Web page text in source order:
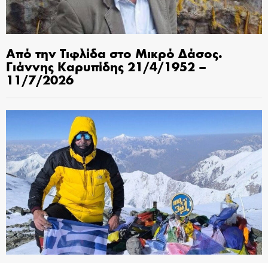
Από την Τιφλίδα στο Μικρό Δάσος.
Γιάννης Καρυπίδης 21/4/1952 –
11/7/2026